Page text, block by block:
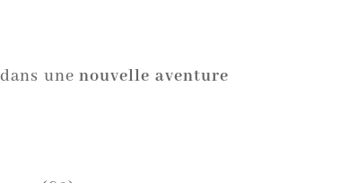
unenouvelle aventure